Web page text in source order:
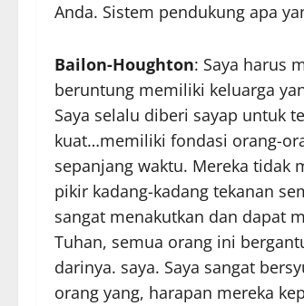
Anda. Sistem pendukung apa
Bailon-Houghton: Saya harus
beruntung memiliki keluarga
Saya selalu diberi sayap untuk
kuat…memiliki fondasi orang-
sepanjang waktu. Mereka tidak
pikir kadang-kadang tekanan
sangat menakutkan dan dapat
Tuhan, semua orang ini
darinya. saya. Saya sangat
orang yang, harapan mereka